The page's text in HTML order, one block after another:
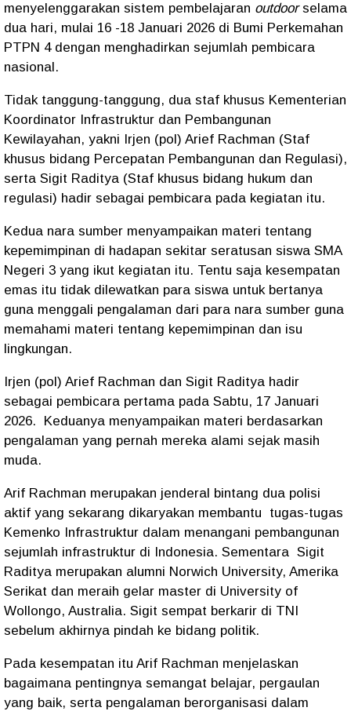
menyelenggarakan sistem pembelajaran outdoor selama
dua hari, mulai 16 -18 Januari 2026 di Bumi Perkemahan
PTPN 4 dengan menghadirkan sejumlah pembicara
nasional.
Tidak tanggung-tanggung, dua staf khusus Kementerian
Koordinator Infrastruktur dan Pembangunan
Kewilayahan, yakni Irjen (pol) Arief Rachman (Staf
khusus bidang Percepatan Pembangunan dan Regulasi),
serta Sigit Raditya (Staf khusus bidang hukum dan
regulasi) hadir sebagai pembicara pada kegiatan itu.
Kedua nara sumber menyampaikan materi tentang
kepemimpinan di hadapan sekitar seratusan siswa SMA
Negeri 3 yang ikut kegiatan itu. Tentu saja kesempatan
emas itu tidak dilewatkan para siswa untuk bertanya
guna menggali pengalaman dari para nara sumber guna
memahami materi tentang kepemimpinan dan isu
lingkungan.
Irjen (pol) Arief Rachman dan Sigit Raditya hadir
sebagai pembicara pertama pada Sabtu, 17 Januari
2026.
Keduanya menyampaikan materi berdasarkan
pengalaman yang pernah mereka alami sejak masih
muda.
Arif Rachman merupakan jenderal bintang dua polisi
aktif yang sekarang dikaryakan membantu
tugas-tugas
Kemenko Infrastruktur dalam menangani pembangunan
sejumlah infrastruktur di Indonesia. Sementara Sigit
Raditya merupakan alumni Norwich University, Amerika
Serikat dan meraih gelar master di University of
Wollongo, Australia. Sigit sempat berkarir di TNI
sebelum akhirnya pindah ke bidang politik.
Pada kesempatan itu Arif Rachman menjelaskan
bagaimana pentingnya semangat belajar, pergaulan
yang baik, serta pengalaman berorganisasi dalam